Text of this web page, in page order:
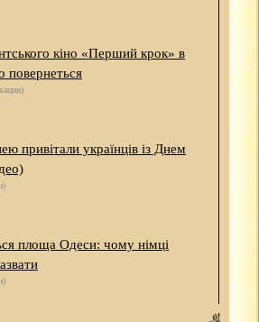
кіно «Перший крок» в
повернеться
привітали українців із Днем
площа Одеси: чому німці